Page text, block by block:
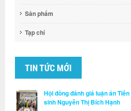
Sản phẩm
Tạp chí
TIN TỨC MỚI
Hội đồng đánh giá luận án
sinh Nguyễn Thị Bích Hạnh